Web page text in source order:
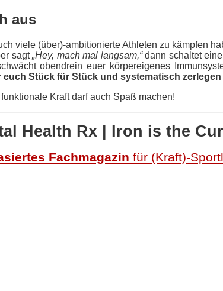
aus
viele (über)-ambitionierte Athleten zu kämpfen
sagt„Hey, mach mal langsam,“dann schaltet
obendrein euer körpereigenes
euch Stück für Stück und systematisch
Kraft darf auch Spaß machen!
Health Rx | Iron is the
Fachmagazin für (Kraft)-